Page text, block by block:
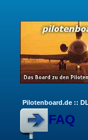
Pilotenboard.de ::
FAQ